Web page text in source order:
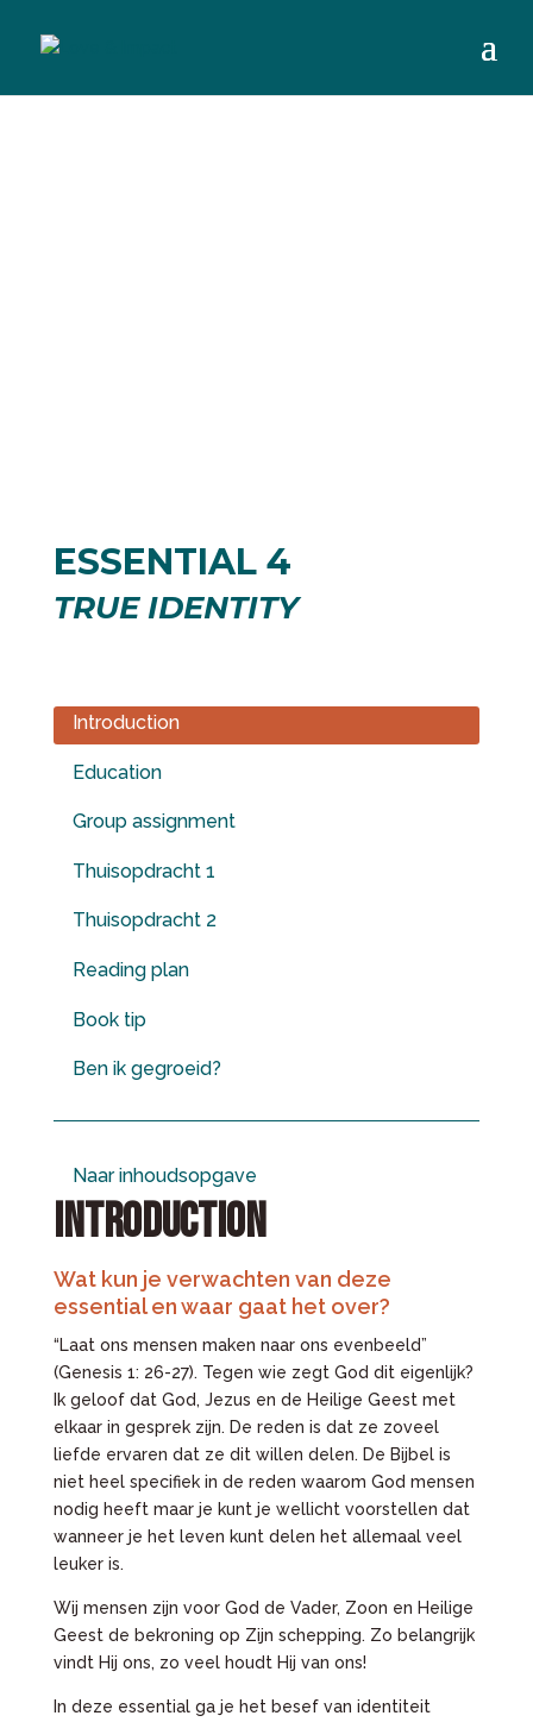
ESSENTIAL 4
TRUE IDENTITY
Introduction
Education
Group assignment
Thuisopdracht 1
Thuisopdracht 2
Reading plan
Book tip
Ben ik gegroeid?
Naar inhoudsopgave
INTRODUCTION
Wat kun je verwachten van deze
essential en waar gaat het over?
“Laat ons mensen maken naar ons evenbeeld”
(Genesis 1: 26-27). Tegen wie zegt God dit eigenlijk?
Ik geloof dat God, Jezus en de Heilige Geest met
elkaar in gesprek zijn. De reden is dat ze zoveel
liefde ervaren dat ze dit willen delen. De Bijbel is
niet heel specifiek in de reden waarom God mensen
nodig heeft maar je kunt je wellicht voorstellen dat
wanneer je het leven kunt delen het allemaal veel
leuker is.
Wij mensen zijn voor God de Vader, Zoon en Heilige
Geest de bekroning op Zijn schepping. Zo belangrijk
vindt Hij ons, zo veel houdt Hij van ons!
In deze essential ga je het besef van identiteit